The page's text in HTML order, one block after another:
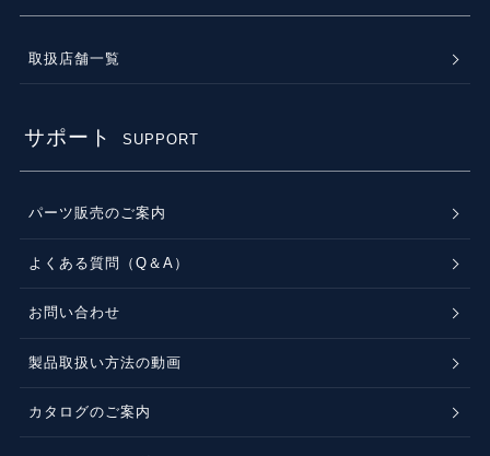
取扱店舗一覧
サポート SUPPORT
パーツ販売のご案内
よくある質問（Q＆A）
お問い合わせ
製品取扱い方法の動画
カタログのご案内